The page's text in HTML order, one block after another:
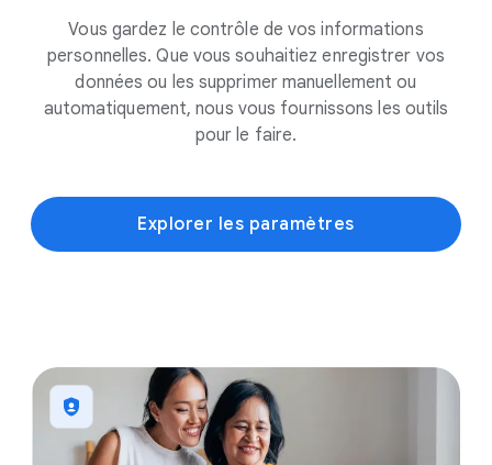
Vous gardez le contrôle de vos informations
personnelles. Que vous souhaitiez enregistrer vos
données ou les supprimer manuellement ou
automatiquement, nous vous fournissons les outils
pour le faire.
Explorer les paramètres
1